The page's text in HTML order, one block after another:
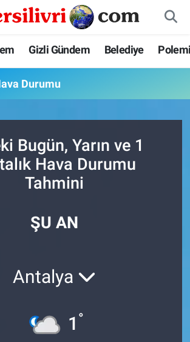
Gizli Gündem Belediye
Durumu
Bugün, Yarın ve 1
Hava Durumu
Tahmini
ŞU AN
Antalya
1 °
Eczaneler
Durumu
Yoğunluk Haritası
Durumu ve Fikstür
Haberleri